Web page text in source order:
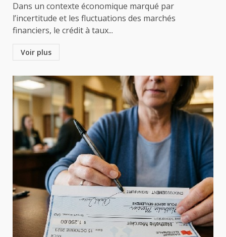
Dans un contexte économique marqué par
l’incertitude et les fluctuations des marchés
financiers, le crédit à taux...
Voir plus